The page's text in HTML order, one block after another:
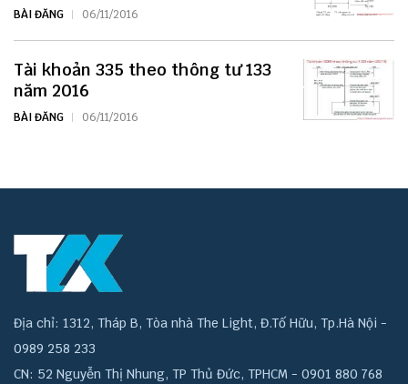
BÀI ĐĂNG 06/11/2016
Tài khoản 335 theo thông tư 133
năm 2016
BÀI ĐĂNG 06/11/2016
Địa chỉ: 1312, Tháp B, Tòa nhà The Light, Đ.Tố Hữu, Tp.Hà Nội -
0989 258 233
CN: 52 Nguyễn Thị Nhung, TP Thủ Đức, TPHCM - 0901 880 768